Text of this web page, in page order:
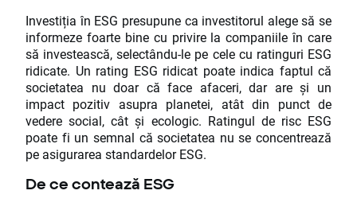
Investiția în ESG presupune ca investitorul alege să se
informeze foarte bine cu privire la companiile în care
să investească, selectându-le pe cele cu ratinguri ESG
ridicate. Un rating ESG ridicat poate indica faptul că
societatea nu doar că face afaceri, dar are și un
impact pozitiv asupra planetei, atât din punct de
vedere social, cât și ecologic. Ratingul de risc ESG
poate fi un semnal că societatea nu se concentrează
pe asigurarea standardelor ESG.
De ce contează ESG